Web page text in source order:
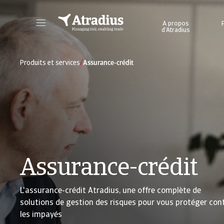
A propos
d’Atradius
Produits et services/Assurance-crédit
Assurance-crédit
L'assurance-crédit Atradius, une offre complète de
solutions de gestion des risques pour vous protéger
les impayés